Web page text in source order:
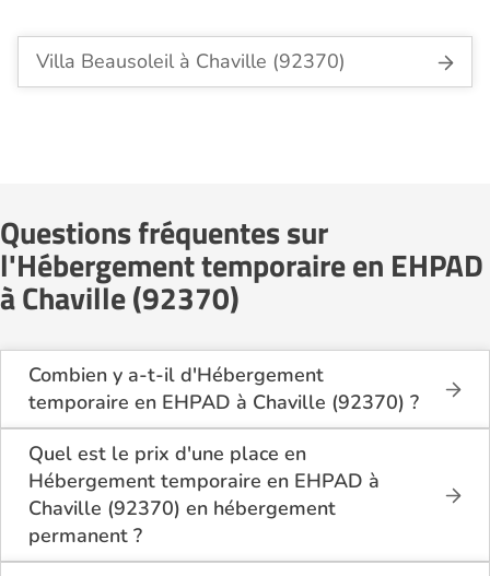
Villa Beausoleil à Chaville (92370)
Questions fréquentes sur
l'Hébergement temporaire en EHPAD
à Chaville (92370)
Combien y a-t-il d'Hébergement
temporaire en EHPAD à Chaville (92370) ?
Sur le site Logement-seniors.com, on recense
actuellement 2 Hébergement temporaire en EHPAD
à Chaville (92370).
Quel est le prix d'une place en
Hébergement temporaire en EHPAD à
Chaville (92370) en hébergement
permanent ?
En hébergement permanent, le tarif minimum en